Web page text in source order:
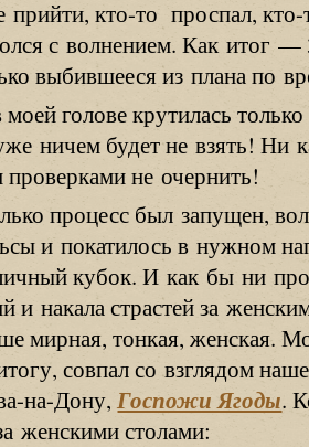
прийти,кто-то проспал,
с волнением. Как итог —
выбившееся из плана по
голове крутилась
ничем будет не взять! Ни
не очернить!
процесс был запущен,
и покатилось в нужном
кубок. И как бы ни
и накала страстей за
мирная, тонкая, женская.
совпал со взглядом
на-Дону,Госпожи Ягоды.
женскими столами: